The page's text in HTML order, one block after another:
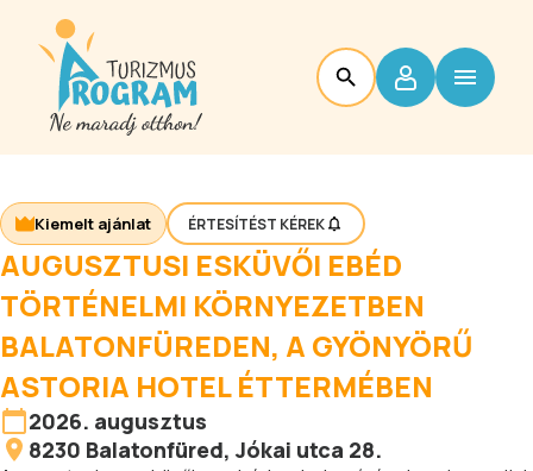
Kiemelt ajánlat ÉRTESÍTÉST KÉREK
AUGUSZTUSI ESKÜVŐI EBÉD
TÖRTÉNELMI KÖRNYEZETBEN
BALATONFÜREDEN, A GYÖNYÖRŰ
ASTORIA HOTEL ÉTTERMÉBEN
2026. augusztus
8230 Balatonfüred, Jókai utca 28.